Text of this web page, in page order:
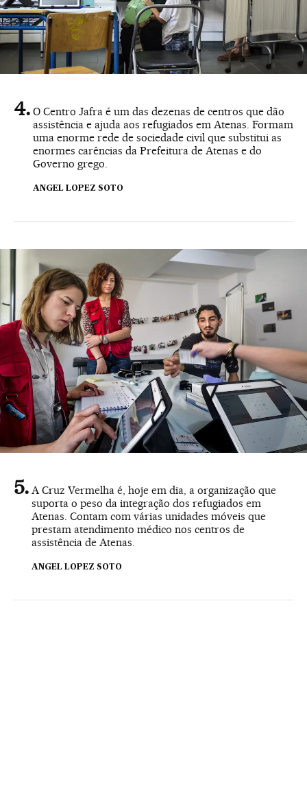
O Centro Jafra é um das dezenas de centros que dão
assistência e ajuda aos refugiados em Atenas. Formam
uma enorme rede de sociedade civil que substitui as
enormes carências da Prefeitura de Atenas e do
Governo grego.
ANGEL LOPEZ SOTO
A Cruz Vermelha é, hoje em dia, a organização que
suporta o peso da integração dos refugiados em
Atenas. Contam com várias unidades móveis que
prestam atendimento médico nos centros de
assistência de Atenas.
ANGEL LOPEZ SOTO